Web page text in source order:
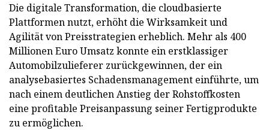
Die digitale Transformation, die cloudbasierte
Plattformen nutzt, erhöht die Wirksamkeit und
Agilität von Preisstrategien erheblich. Mehr als 400
Millionen Euro Umsatz konnte ein erstklassiger
Automobilzulieferer zurückgewinnen, der ein
analysebasiertes Schadensmanagement einführte, um
nach einem deutlichen Anstieg der Rohstoffkosten
eine profitable Preisanpassung seiner Fertigprodukte
zu ermöglichen.